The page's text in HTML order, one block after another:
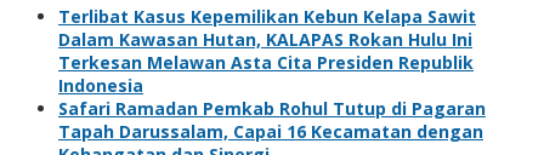
Terlibat Kasus Kepemilikan Kebun Kelapa Sawit
Dalam Kawasan Hutan, KALAPAS Rokan Hulu Ini
Terkesan Melawan Asta Cita Presiden Republik
Indonesia
Safari Ramadan Pemkab Rohul Tutup di Pagaran
Tapah Darussalam, Capai 16 Kecamatan dengan